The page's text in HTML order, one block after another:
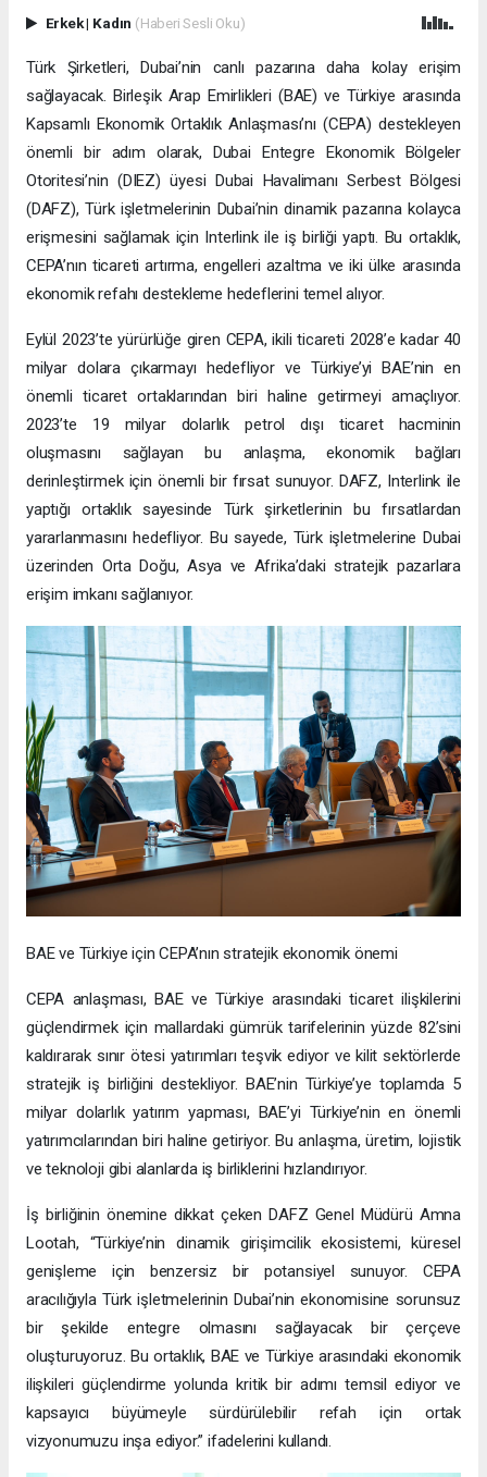
Erkek| Kadın (Haberi Sesli Oku)
Türk Şirketleri, Dubai’nin canlı pazarına daha kolay erişim
sağlayacak. Birleşik Arap Emirlikleri (BAE) ve Türkiye arasında
Kapsamlı Ekonomik Ortaklık Anlaşması’nı (CEPA) destekleyen
önemli bir adım olarak, Dubai Entegre Ekonomik Bölgeler
Otoritesi’nin (DIEZ) üyesi Dubai Havalimanı Serbest Bölgesi
(DAFZ), Türk işletmelerinin Dubai’nin dinamik pazarına kolayca
erişmesini sağlamak için Interlink ile iş birliği yaptı. Bu ortaklık,
CEPA’nın ticareti artırma, engelleri azaltma ve iki ülke arasında
ekonomik refahı destekleme hedeflerini temel alıyor.
Eylül 2023’te yürürlüğe giren CEPA, ikili ticareti 2028’e kadar 40
milyar dolara çıkarmayı hedefliyor ve Türkiye’yi BAE’nin en
önemli ticaret ortaklarından biri haline getirmeyi amaçlıyor.
2023’te 19 milyar dolarlık petrol dışı ticaret hacminin
oluşmasını sağlayan bu anlaşma, ekonomik bağları
derinleştirmek için önemli bir fırsat sunuyor. DAFZ, Interlink ile
yaptığı ortaklık sayesinde Türk şirketlerinin bu fırsatlardan
yararlanmasını hedefliyor. Bu sayede, Türk işletmelerine Dubai
üzerinden Orta Doğu, Asya ve Afrika’daki stratejik pazarlara
erişim imkanı sağlanıyor.
BAE ve Türkiye için CEPA’nın stratejik ekonomik önemi
CEPA anlaşması, BAE ve Türkiye arasındaki ticaret ilişkilerini
güçlendirmek için mallardaki gümrük tarifelerinin yüzde 82’sini
kaldırarak sınır ötesi yatırımları teşvik ediyor ve kilit sektörlerde
stratejik iş birliğini destekliyor. BAE’nin Türkiye’ye toplamda 5
milyar dolarlık yatırım yapması, BAE’yi Türkiye’nin en önemli
yatırımcılarından biri haline getiriyor. Bu anlaşma, üretim, lojistik
ve teknoloji gibi alanlarda iş birliklerini hızlandırıyor.
İş birliğinin önemine dikkat çeken DAFZ Genel Müdürü Amna
Lootah, “Türkiye’nin dinamik girişimcilik ekosistemi, küresel
genişleme için benzersiz bir potansiyel sunuyor. CEPA
aracılığıyla Türk işletmelerinin Dubai’nin ekonomisine sorunsuz
bir şekilde entegre olmasını sağlayacak bir çerçeve
oluşturuyoruz. Bu ortaklık, BAE ve Türkiye arasındaki ekonomik
ilişkileri güçlendirme yolunda kritik bir adımı temsil ediyor ve
kapsayıcı büyümeyle sürdürülebilir refah için ortak
vizyonumuzu inşa ediyor.” ifadelerini kullandı.